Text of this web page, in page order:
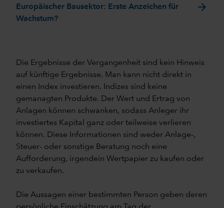
Europäischer Bausektor: Erste Anzeichen für
Wachstum?
arrow_forward
Die Ergebnisse der Vergangenheit sind kein Hinweis
auf künftige Ergebnisse. Man kann nicht direkt in
einen Index investieren. Indizes sind keine
gemanagten Produkte. Der Wert und Ertrag von
Anlagen können schwanken, sodass Anleger ihr
investiertes Kapital ganz oder teilweise verlieren
können. Diese Informationen sind weder Anlage-,
Steuer- oder sonstige Beratung noch eine
Aufforderung, irgendein Wertpapier zu kaufen oder
zu verkaufen.
Die Aussagen einer bestimmten Person geben deren